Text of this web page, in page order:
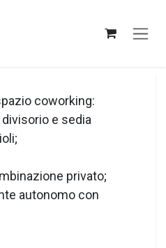
coworking:
e sedia
privato;
autonomo con